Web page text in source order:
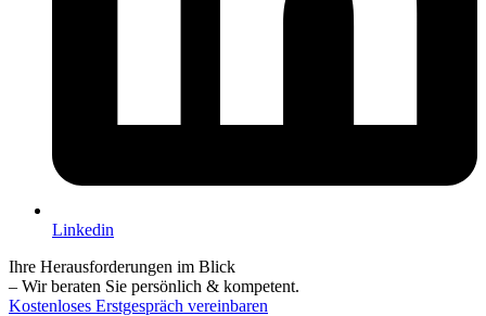
Linkedin
Ihre Herausforderungen im Blick
– Wir beraten Sie persönlich & kompetent.
Kostenloses Erstgespräch vereinbaren